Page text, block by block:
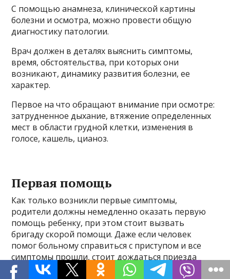
С помощью анамнеза, клинической картины
болезни и осмотра, можно провести общую
диагностику патологии.
Врач должен в деталях выяснить симптомы,
время, обстоятельства, при которых они
возникают, динамику развития болезни, ее
характер.
Первое на что обращают внимание при осмотре:
затрудненное дыхание, втяжение определенных
мест в области грудной клетки, изменения в
голосе, кашель, цианоз.
Первая помощь
Как только возникли первые симптомы,
родители должны немедленно оказать первую
помощь ребенку, при этом стоит вызвать
бригаду скорой помощи. Даже если человек
помог больному справиться с приступом и все
симптомы прошли, стоит дождаться приезда
специалистов. До прибытия скорой помощи